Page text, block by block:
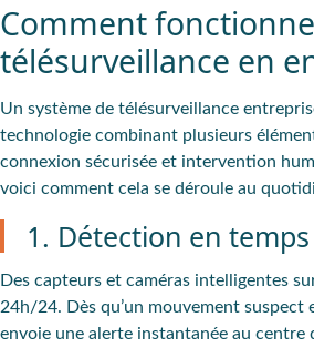
Comment
télésurveillance en
Un système de télésurveillance
technologie combinant plusieurs
connexion sécurisée et intervention
voici comment cela se déroule au
1. Détection en
Des capteurs et caméras intelligentes
24h/24. Dès qu’un mouvement suspect
envoie une alerte instantanée au centre